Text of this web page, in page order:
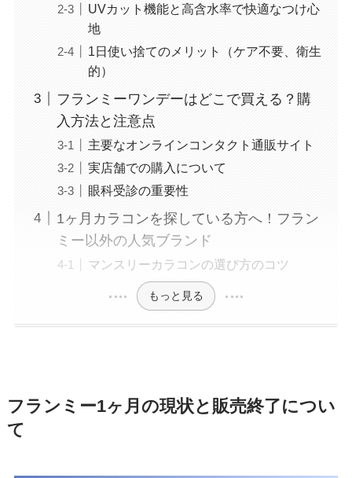
UVカット機能と高含水率で快適なつけ心
地
1日使い捨てのメリット（ケア不要、衛生
的）
フランミーワンデーはどこで買える？購
入方法と注意点
主要なオンラインコンタクト通販サイト
実店舗での購入について
眼科受診の重要性
1ヶ月カラコンを探している方へ！フラン
ミー以外の人気ブランド
マンスリーカラコンの選び方のコツ
もっと見る
フランミー1ヶ月の現状と販売終了につい
て